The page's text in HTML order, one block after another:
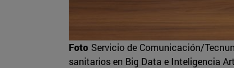
Foto Servicio de Comunicación/
sanitarios en Big Data e Inteligencia